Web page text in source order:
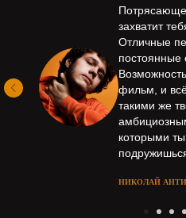
захватит
Отличные
постоянные
фильм, и
такими же
которыми
НИКОЛАЙ